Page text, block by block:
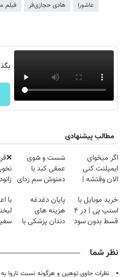
عاشورا هادی حجازی‌فر فیلم
مطالب پیشنهادی
اگر میخوای
ایمپلنت کنی
الان وقتشه |
میلیون تومان!!!
شست و شوی
عمقی کبد با
دمنوش سم زدای
خرید موبایل با
اسنپ پی | در ۴
قسط بدون سود
پایان دغدغه
هزینه های
دندان پزشکی با
با
نظر شما
نظرات حاوی توهین و هرگونه نسبت